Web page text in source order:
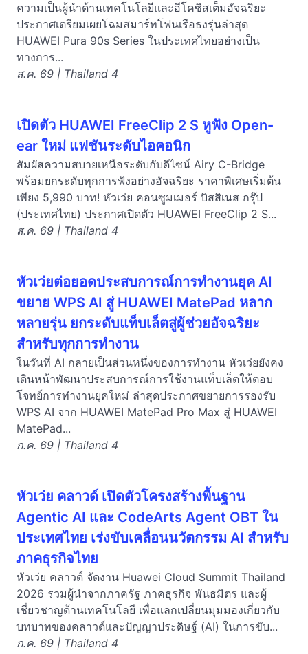
ความเป็นผู้นำด้านเทคโนโลยีและอีโคซิสเต็มอัจฉริยะ
ประกาศเตรียมเผยโฉมสมาร์ทโฟนเรือธงรุ่นล่าสุด
HUAWEI Pura 90s Series ในประเทศไทยอย่างเป็น
ทางการ...
ส.ค. 69 | Thailand 4
เปิดตัว HUAWEI FreeClip 2 S หูฟัง Open-
ear ใหม่ แฟชันระดับไอคอนิก
สัมผัสความสบายเหนือระดับกับดีไซน์ Airy C-Bridge
พร้อมยกระดับทุกการฟังอย่างอัจฉริยะ ราคาพิเศษเริ่มต้น
เพียง 5,990 บาท! หัวเว่ย คอนซูมเมอร์ บิสสิเนส กรุ๊ป
(ประเทศไทย) ประกาศเปิดตัว HUAWEI FreeClip 2 S...
ส.ค. 69 | Thailand 4
หัวเว่ยต่อยอดประสบการณ์การทำงานยุค AI
ขยาย WPS AI สู่ HUAWEI MatePad หลาก
หลายรุ่น ยกระดับแท็บเล็ตสู่ผู้ช่วยอัจฉริยะ
สำหรับทุกการทำงาน
ในวันที่ AI กลายเป็นส่วนหนึ่งของการทำงาน หัวเว่ยยังคง
เดินหน้าพัฒนาประสบการณ์การใช้งานแท็บเล็ตให้ตอบ
โจทย์การทำงานยุคใหม่ ล่าสุดประกาศขยายการรองรับ
WPS AI จาก HUAWEI MatePad Pro Max สู่ HUAWEI
MatePad...
ก.ค. 69 | Thailand 4
หัวเว่ย คลาวด์ เปิดตัวโครงสร้างพื้นฐาน
Agentic AI และ CodeArts Agent OBT ใน
ประเทศไทย เร่งขับเคลื่อนนวัตกรรม AI สำหรับ
ภาคธุรกิจไทย
หัวเว่ย คลาวด์ จัดงาน Huawei Cloud Summit Thailand
2026 รวมผู้นำจากภาครัฐ ภาคธุรกิจ พันธมิตร และผู้
เชี่ยวชาญด้านเทคโนโลยี เพื่อแลกเปลี่ยนมุมมองเกี่ยวกับ
บทบาทของคลาวด์และปัญญาประดิษฐ์ (AI) ในการขับ...
ก.ค. 69 | Thailand 4